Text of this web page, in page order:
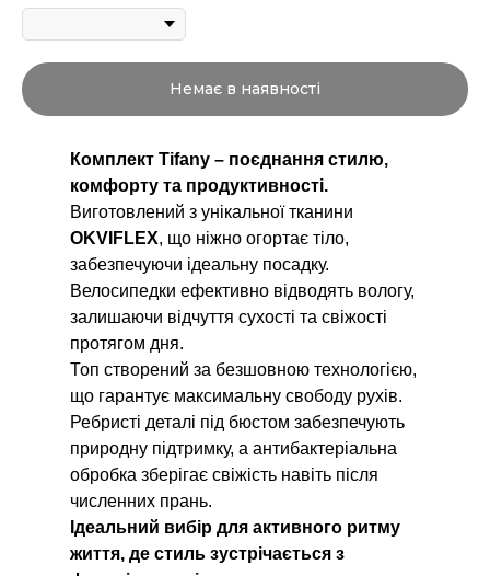
Немає в наявності
Комплект Tifany – поєднання стилю,
комфорту та продуктивності.
Виготовлений з унікальної тканини
OKVIFLEX, що ніжно огортає тіло,
забезпечуючи ідеальну посадку.
Велосипедки ефективно відводять вологу,
залишаючи відчуття сухості та свіжості
протягом дня.
Топ створений за безшовною технологією,
що гарантує максимальну свободу рухів.
Ребристі деталі під бюстом забезпечують
природну підтримку, а антибактеріальна
обробка зберігає свіжість навіть після
численних прань.
Ідеальний вибір для активного ритму
життя, де стиль зустрічається з